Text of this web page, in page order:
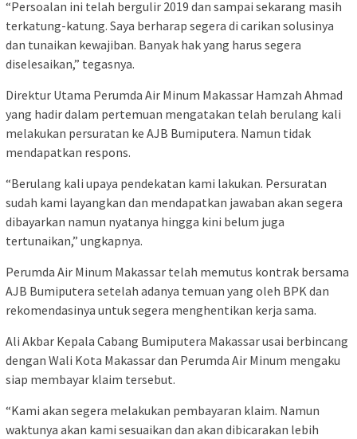
“Persoalan ini telah bergulir 2019 dan sampai sekarang masih
terkatung-katung. Saya berharap segera di carikan solusinya
dan tunaikan kewajiban. Banyak hak yang harus segera
diselesaikan,” tegasnya.
Direktur Utama Perumda Air Minum Makassar Hamzah Ahmad
yang hadir dalam pertemuan mengatakan telah berulang kali
melakukan persuratan ke AJB Bumiputera. Namun tidak
mendapatkan respons.
“Berulang kali upaya pendekatan kami lakukan. Persuratan
sudah kami layangkan dan mendapatkan jawaban akan segera
dibayarkan namun nyatanya hingga kini belum juga
tertunaikan,” ungkapnya.
Perumda Air Minum Makassar telah memutus kontrak bersama
AJB Bumiputera setelah adanya temuan yang oleh BPK dan
rekomendasinya untuk segera menghentikan kerja sama.
Ali Akbar Kepala Cabang Bumiputera Makassar usai berbincang
dengan Wali Kota Makassar dan Perumda Air Minum mengaku
siap membayar klaim tersebut.
“Kami akan segera melakukan pembayaran klaim. Namun
waktunya akan kami sesuaikan dan akan dibicarakan lebih